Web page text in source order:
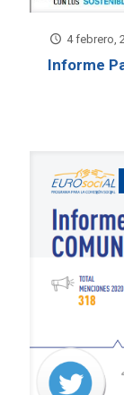
4 febrero,
Informe